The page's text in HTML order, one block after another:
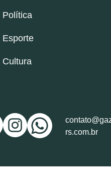
Política
Esporte
Cultura
rs.com.br